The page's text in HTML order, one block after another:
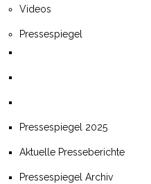
Videos
Pressespiegel
Pressespiegel 2025
Aktuelle Presseberichte
Pressespiegel Archiv